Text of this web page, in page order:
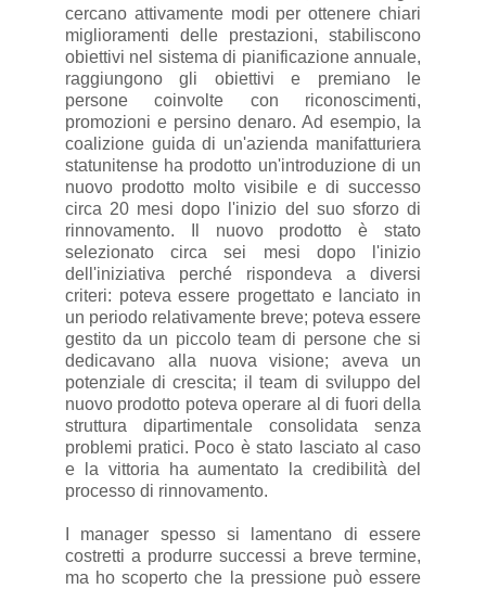
cercano attivamente modi per ottenere chiari
miglioramenti delle prestazioni, stabiliscono
obiettivi nel sistema di pianificazione annuale,
raggiungono gli obiettivi e premiano le
persone coinvolte con riconoscimenti,
promozioni e persino denaro. Ad esempio, la
coalizione guida di un'azienda manifatturiera
statunitense ha prodotto un'introduzione di un
nuovo prodotto molto visibile e di successo
circa 20 mesi dopo l'inizio del suo sforzo di
rinnovamento. Il nuovo prodotto è stato
selezionato circa sei mesi dopo l'inizio
dell'iniziativa perché rispondeva a diversi
criteri: poteva essere progettato e lanciato in
un periodo relativamente breve; poteva essere
gestito da un piccolo team di persone che si
dedicavano alla nuova visione; aveva un
potenziale di crescita; il team di sviluppo del
nuovo prodotto poteva operare al di fuori della
struttura dipartimentale consolidata senza
problemi pratici. Poco è stato lasciato al caso
e la vittoria ha aumentato la credibilità del
processo di rinnovamento.
I manager spesso si lamentano di essere
costretti a produrre successi a breve termine,
ma ho scoperto che la pressione può essere